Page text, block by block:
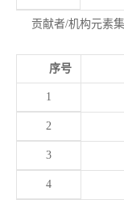
贡献者/机构元素
序号
1
2
3
4